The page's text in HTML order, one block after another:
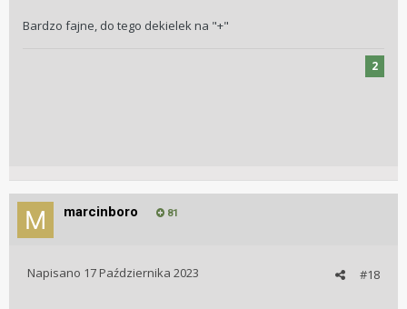
Bardzo fajne, do tego dekielek na "+"
2
marcinboro 81
#18
Napisano 17 Października 2023